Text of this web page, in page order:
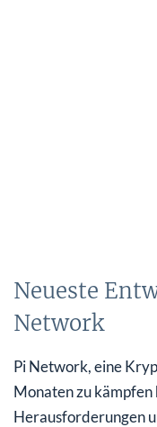
Neueste
Network
Pi Network, eine
Monaten zu kämpfen
Herausforderungen